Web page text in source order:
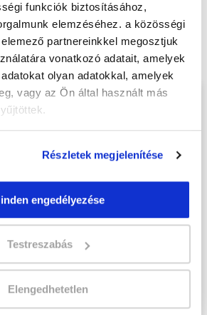
funkciók biztosításához,
elemzéséhez. a közösségi
partnereinkkel megosztjuk
vonatkozó adatait, amelyek
olyan adatokkal, amelyek
vagy az Ön által használt más
Részletek megjelenítése
engedélyezése
Testreszabás
Elengedhetetlen
szakképesítés
- Ajkatanfolyamunkat
az álmaidat!
ki adatlapunkat,
Hozzád
és MINDEN
tájékoztató
anyagunkat!
hogy a személyi
szereplő
alapján töltsd ki az
űrlapot!